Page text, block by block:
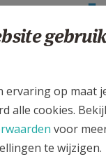
ervaring op maat
alle cookies.
voor
te wijzigen.